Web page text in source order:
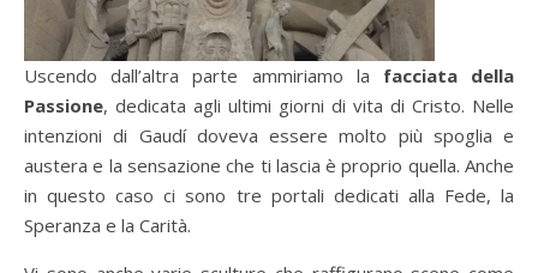
Uscendo dall’altra parte ammiriamo la facciata della
Passione, dedicata agli ultimi giorni di vita di Cristo. Nelle
intenzioni di Gaudí doveva essere molto più spoglia e
austera e la sensazione che ti lascia è proprio quella. Anche
in questo caso ci sono tre portali dedicati alla Fede, la
Speranza e la Carità.